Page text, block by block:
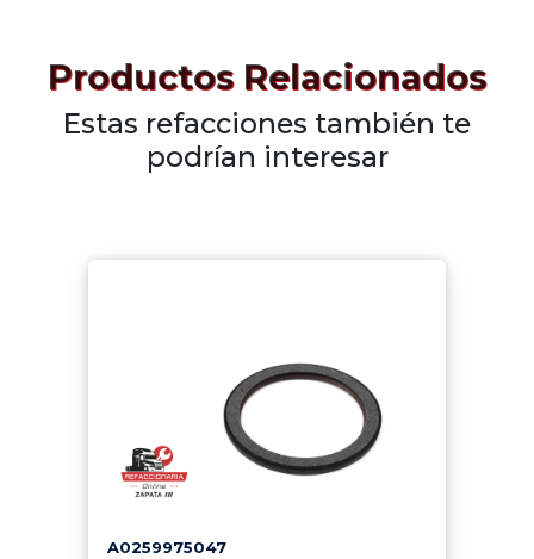
Productos Relacionados
Estas refacciones también te
podrían interesar
A0259975047